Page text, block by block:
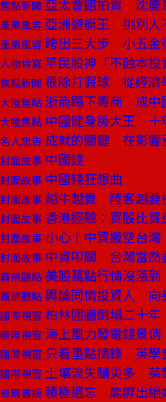
焦點新聞 亞太會館拍賣 沈慶
產業風雲 亞洲遊艇王 挑別人
產業風雲 跨出三大步 小五金
人物特寫 平民股神「不蝕本投
焦點新聞 根除打假球 從經濟
大陸焦點 浙商踢下粵商 成中
大陸焦點 中國健身房大王 十
名人忠告 成就的關鍵 在影響
封面故事 中國錢
封面故事 中國錢狂想曲
封面故事 越牛越貴 陸客越要
封面故事 香港經驗：買股比買
封面故事 小心！中資搬空台灣
封面故事 中資叩關 台灣當然
霸榮觀點 美股萬點行情沒漲
霸榮觀點 輿論同情投資人 向
國際視窗 柏林圍牆倒塌二十
國際視窗 海上風力發電錢景
國際視窗 只看重點摘錄 英學
國際視窗 土壤流失釀災多 英
商周書摘 積極遺忘 能孵出絕